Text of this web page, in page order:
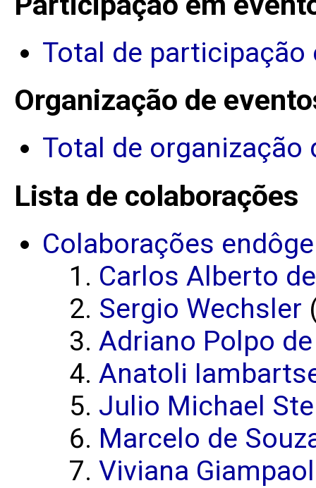
Total de participação
Organização de
Total de organização
Lista de colaborações
Colaborações
Carlos Alberto
Sergio Wechsler
Adriano Polpo
Anatoli
Julio Michael
Marcelo de
Viviana